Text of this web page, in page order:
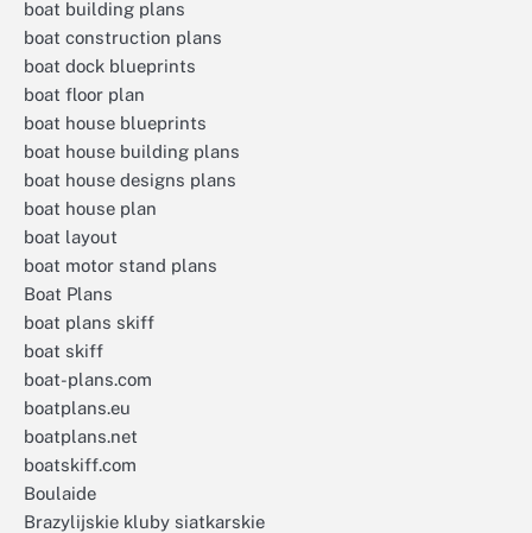
boat building plans
boat construction plans
boat dock blueprints
boat floor plan
boat house blueprints
boat house building plans
boat house designs plans
boat house plan
boat layout
boat motor stand plans
Boat Plans
boat plans skiff
boat skiff
boat-plans.com
boatplans.eu
boatplans.net
boatskiff.com
Boulaide
Brazylijskie kluby siatkarskie